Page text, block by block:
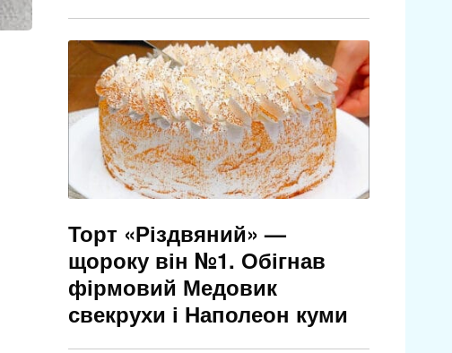
Торт «Різдвяний» —
щороку він №1. Обігнав
фірмовий Медовик
свекрухи і Наполеон куми